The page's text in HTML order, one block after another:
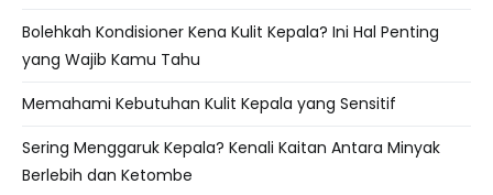
Bolehkah Kondisioner Kena Kulit Kepala? Ini Hal Penting
yang Wajib Kamu Tahu
Memahami Kebutuhan Kulit Kepala yang Sensitif
Sering Menggaruk Kepala? Kenali Kaitan Antara Minyak
Berlebih dan Ketombe